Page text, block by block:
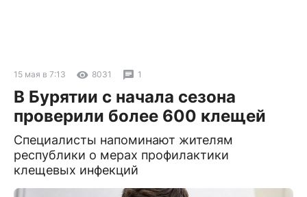
15 мая в 7:13 8031 1
В Бурятии с начала сезона
проверили более 600 клещей
Специалисты напоминают жителям
республики о мерах профилактики
клещевых инфекций